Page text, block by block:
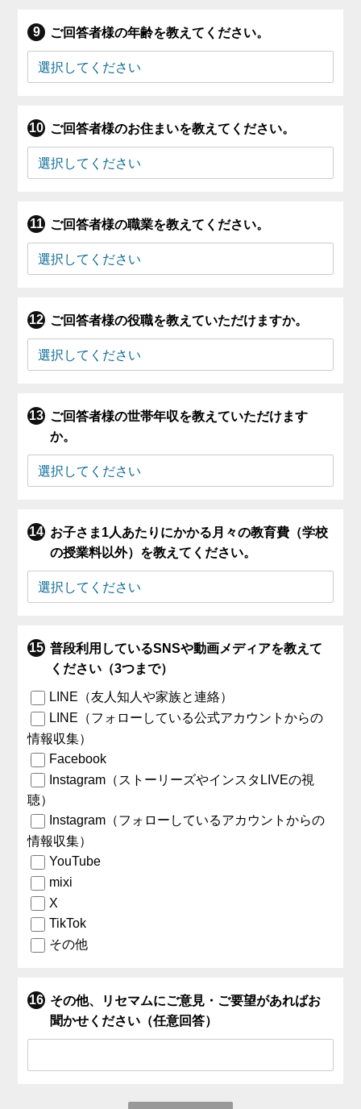
ご回答者様の年齢を教えてください。
ご回答者様のお住まいを教えてください。
ご回答者様の職業を教えてください。
ご回答者様の役職を教えていただけますか。
ご回答者様の世帯年収を教えていただけます
か。
お子さま1人あたりにかかる月々の教育費（学校
の授業料以外）を教えてください。
普段利用しているSNSや動画メディアを教えて
ください（3つまで）
LINE（友人知人や家族と連絡）
LINE（フォローしている公式アカウントからの
情報収集）
Facebook
Instagram（ストーリーズやインスタLIVEの視
聴）
Instagram（フォローしているアカウントからの
情報収集）
YouTube
mixi
X
TikTok
その他
その他、リセマムにご意見・ご要望があればお
聞かせください（任意回答）